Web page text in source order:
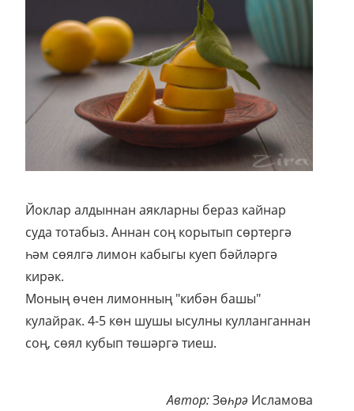
Йоклар алдыннан аякларны бераз кайнар
суда тотабыз. Аннан соң корытып сөртергә
һәм сөялгә лимон кабыгы куеп бәйләргә
кирәк.
Моның өчен лимонның "кибән башы"
кулайрак. 4-5 көн шушы ысулны кулланганнан
соң, сөял кубып төшәргә тиеш.
Автор:Зөһрә Исламова